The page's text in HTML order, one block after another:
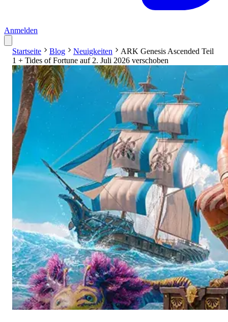
Anmelden
Startseite Blog Neuigkeiten
ARK Genesis Ascended Teil
1 + Tides of Fortune auf 2. Juli 2026 verschoben